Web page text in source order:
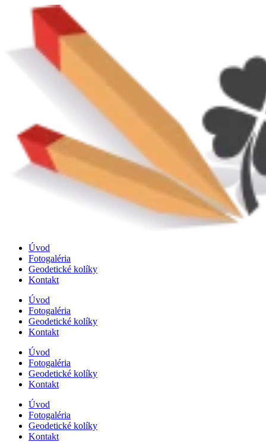
Preskočiť
Úvod
Fotogaléria
Geodetické kolíky
Kontakt
Úvod
Fotogaléria
Geodetické kolíky
Kontakt
Úvod
Fotogaléria
Geodetické kolíky
Kontakt
Úvod
Fotogaléria
Geodetické kolíky
Kontakt